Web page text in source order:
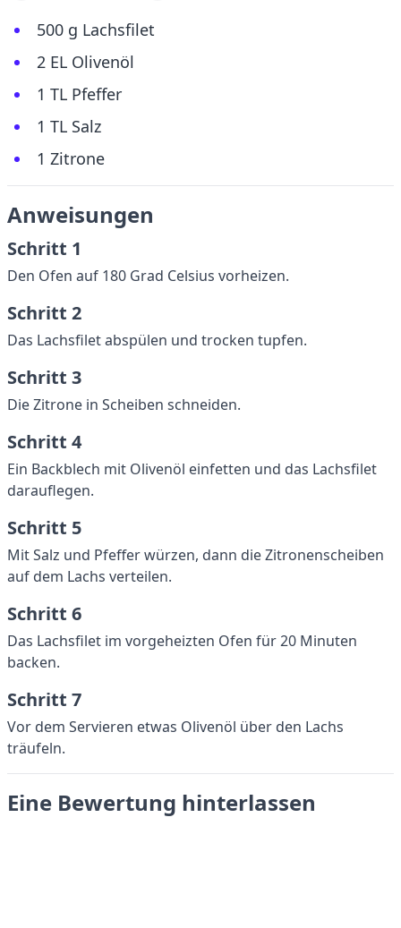
500 g Lachsfilet
2 EL Olivenöl
1 TL Pfeffer
1 TL Salz
1 Zitrone
Anweisungen
Schritt 1
Den Ofen auf 180 Grad Celsius vorheizen.
Schritt 2
Das Lachsfilet abspülen und trocken tupfen.
Schritt 3
Die Zitrone in Scheiben schneiden.
Schritt 4
Ein Backblech mit Olivenöl einfetten und das Lachsfilet
darauflegen.
Schritt 5
Mit Salz und Pfeffer würzen, dann die Zitronenscheiben
auf dem Lachs verteilen.
Schritt 6
Das Lachsfilet im vorgeheizten Ofen für 20 Minuten
backen.
Schritt 7
Vor dem Servieren etwas Olivenöl über den Lachs
träufeln.
Eine Bewertung hinterlassen